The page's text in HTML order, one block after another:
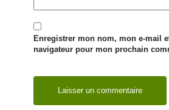
Enregistrer mon nom, mon e-mail
navigateur pour mon prochain